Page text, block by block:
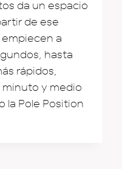
da un espacio
de ese
a
hasta
rápidos,
y medio
la Pole Position